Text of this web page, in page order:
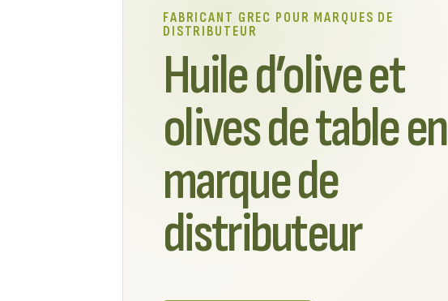
FABRICANT GREC POUR MARQUES DE
DISTRIBUTEUR
Huile d’olive et
olives de table en
marque de
distributeur